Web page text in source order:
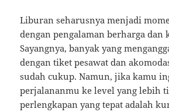
Liburan seharusnya menjadi
dengan pengalaman berharga dan
Sayangnya, banyak yang
dengan tiket pesawat dan
sudah cukup. Namun, jika kamu
perjalananmu ke level yang lebih
perlengkapan yang tepat adalah